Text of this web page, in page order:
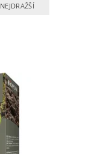
NEJDRAŽŠÍ